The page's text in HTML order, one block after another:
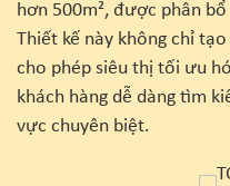
hơn 500m², được phân
Thiết kế này không chỉ
cho phép siêu thị tối ưu
khách hàng dễ dàng tìm
vực chuyên biệt.